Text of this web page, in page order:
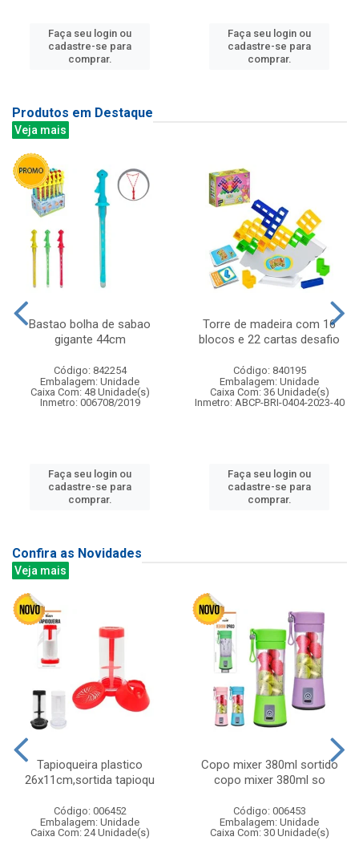
Faça seu login ou
cadastre-se para
comprar.
Faça seu login ou
cadastre-se para
comprar.
Produtos em Destaque
Veja mais
Bastao bolha de sabao
gigante 44cm
Código: 842254
Embalagem: Unidade
Caixa Com: 48 Unidade(s)
Inmetro: 006708/2019
Faça seu login ou
cadastre-se para
comprar.
Torre de madeira com 16
blocos e 22 cartas desafio
Código: 840195
Embalagem: Unidade
Caixa Com: 36 Unidade(s)
Inmetro: ABCP-BRI-0404-2023-40
Faça seu login ou
cadastre-se para
comprar.
Confira as Novidades
Veja mais
Tapioqueira plastico
26x11cm,sortida tapioqu
Código: 006452
Embalagem: Unidade
Caixa Com: 24 Unidade(s)
Copo mixer 380ml sortido
copo mixer 380ml so
Código: 006453
Embalagem: Unidade
Caixa Com: 30 Unidade(s)